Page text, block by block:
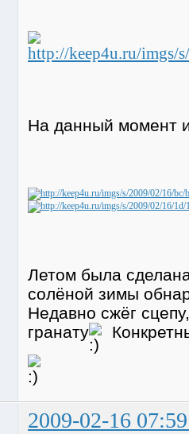
На данный момент
Летом была
солёной зимы
Недавно сжёг
гранату
2009-02-16